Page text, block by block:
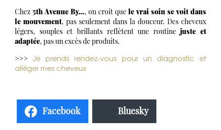
Chez 5th Avenue By…, on croit que le vrai soin se voit dans
le mouvement, pas seulement dans la douceur. Des cheveux
légers, souples et brillants reflètent une routinejuste et
adaptée, pas un excès de produits.
>>>Je prends rendez-vous pour un diagnostic et
alléger mes cheveux
Facebook Bluesky